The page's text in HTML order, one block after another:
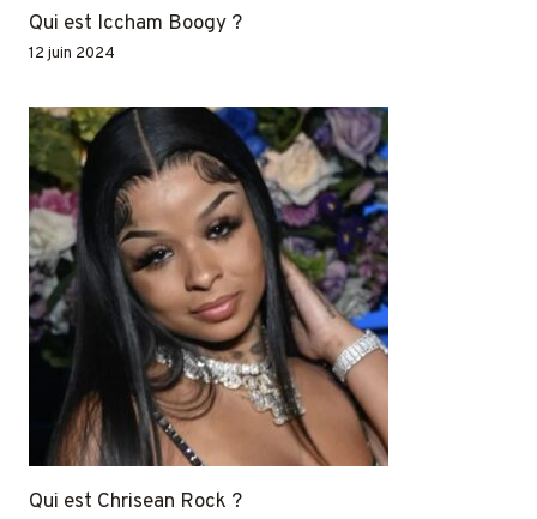
Qui est Iccham Boogy ?
12 juin 2024
Qui est Chrisean Rock ?